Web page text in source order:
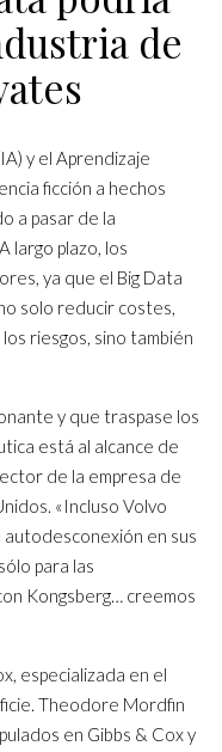
de
y el Aprendizaje
ficción a hechos
a pasar de la
largo plazo, los
ya que el Big Data
solo reducir costes,
riesgos, sino también
y que traspase los
está al alcance de
de la empresa de
«Incluso Volvo
en sus
para las
Kongsberg… creemos
especializada en el
Theodore Mordfin
en Gibbs & Cox y